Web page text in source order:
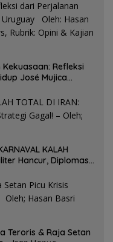
Refleksi
José Mujica
Utomo News,
Sosial.
KALAH
Hancur, Diplomasi
Teroris & Raja Setan